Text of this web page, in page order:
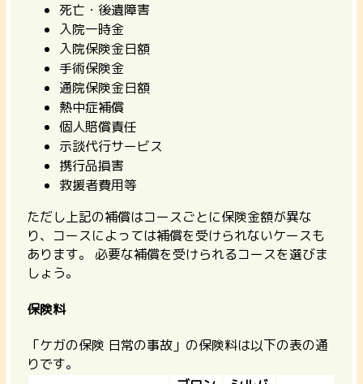
死亡・後遺障害
入院一時金
入院保険金日額
手術保険金
通院保険金日額
熱中症補償
個人賠償責任
示談代行サービス
携行品損害
救援者費用等
ただし上記の補償はコースごとに保険金額が異な
り、コースによっては補償を受けられないケースも
あります。 必要な補償を受けられるコースを選びま
しょう。
保険料
「ケガの保険 日常の事故」の保険料は以下の表の通
りです。